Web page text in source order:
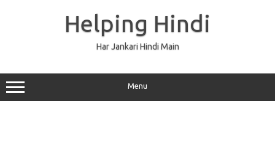
Helping Hindi
Har Jankari Hindi Main
Menu